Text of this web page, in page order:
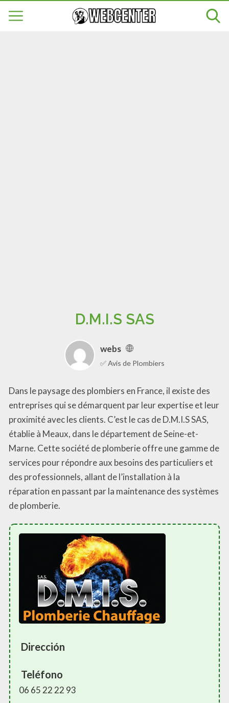
D.M.I.S SAS
webs
✅ Avis de Plombiers
Dans le paysage des plombiers en France, il existe des
entreprises qui se démarquent par leur expertise et leur
proximité avec les clients. C’est le cas de D.M.I.S SAS,
établie à Meaux, dans le département de Seine-et-
Marne. Cette société de plomberie offre une gamme de
services pour répondre aux besoins des particuliers et
des professionnels, allant de l’installation à la
réparation en passant par la maintenance des systèmes
de plomberie.
Dirección
Teléfono
06 65 22 22 93